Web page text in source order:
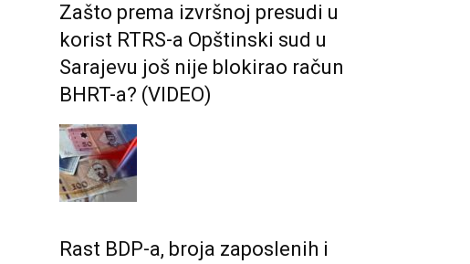
Zašto prema izvršnoj presudi u
korist RTRS-a Opštinski sud u
Sarajevu još nije blokirao račun
BHRT-a? (VIDEO)
Rast BDP-a, broja zaposlenih i